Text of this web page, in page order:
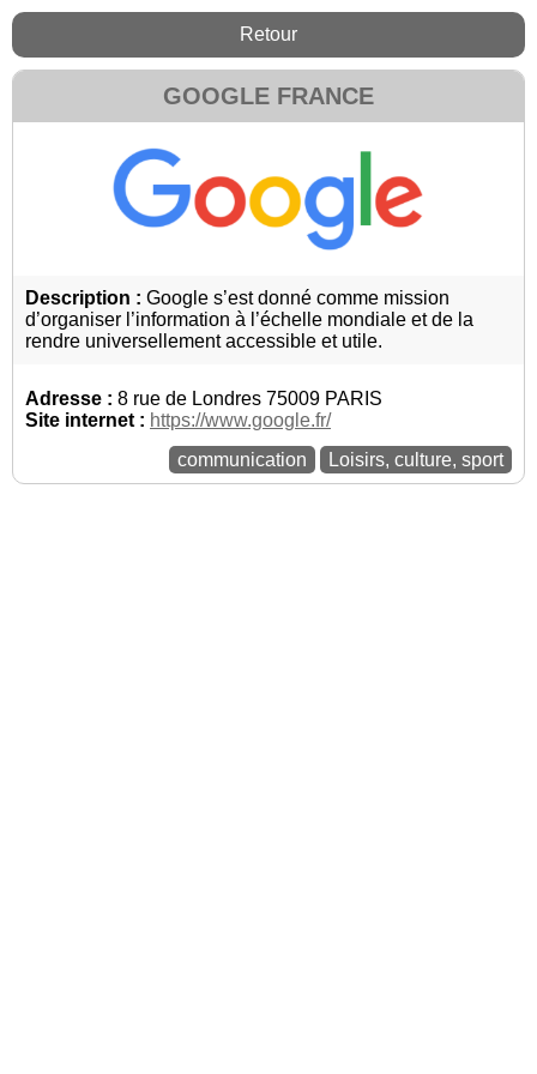
Retour
GOOGLE FRANCE
Description : Google s’est donné comme mission
d’organiser l’information à l’échelle mondiale et de la
rendre universellement accessible et utile.
Adresse : 8 rue de Londres 75009 PARIS
Site internet : https://www.google.fr/
communication
Loisirs, culture, sport